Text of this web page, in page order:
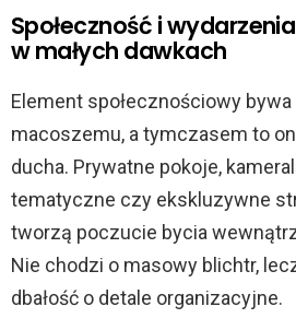
Społeczność i
w małych dawkach
Element społecznościowy
macoszemu, a tymczasem to
ducha. Prywatne pokoje,
tematyczne czy ekskluzywne
tworzą poczucie bycia
Nie chodzi o masowy blichtr,
dbałość o detale organizacyjne.